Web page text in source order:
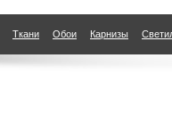
Ткани Обои Карнизы